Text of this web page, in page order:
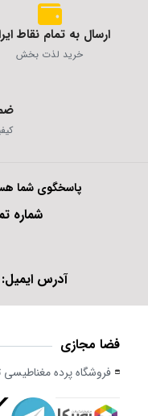
ارسال به تمام نقاط
خرید لذت بخش
پاسخگوی شما
شماره
آدرس ایمیل:
فضا مجازی
فروشگاه پرده